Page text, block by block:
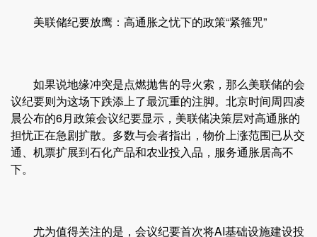
美联储纪要放鹰：高通胀之忧下的政策“紧箍咒”
如果说地缘冲突是点燃抛售的导火索，那么美联储的会
议纪要则为这场下跌添上了最沉重的注脚。北京时间周四凌
晨公布的6月政策会议纪要显示，美联储决策层对高通胀的
担忧正在急剧扩散。多数与会者指出，物价上涨范围已从交
通、机票扩展到石化产品和农业投入品，服务通胀居高不
下。
尤为值得关注的是，会议纪要首次将AI基础设施建设投